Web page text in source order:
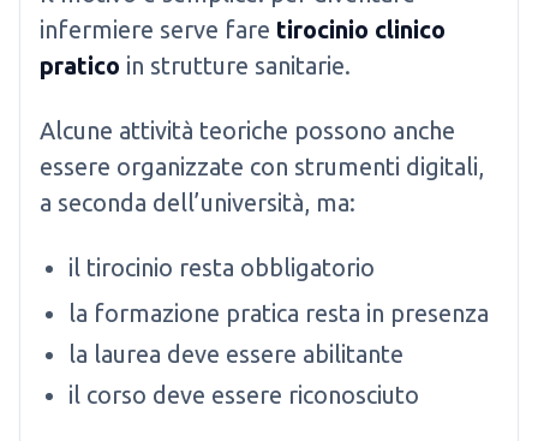
infermiere serve fare tirocinio clinico
pratico in strutture sanitarie.
Alcune attività teoriche possono anche
essere organizzate con strumenti digitali,
a seconda dell’università, ma:
il tirocinio resta obbligatorio
la formazione pratica resta in presenza
la laurea deve essere abilitante
il corso deve essere riconosciuto